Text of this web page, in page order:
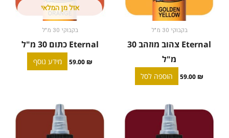
בקבוקי 30 מ"ל
Eternal צהוב מוזהב 30
מ"ל
59.00 ₪ הוספה לסל
אזל מן המלאי
בקבוקי 30 מ"ל
Eternal כתום 30 מ"ל
59.00 ₪ מידע נוסף